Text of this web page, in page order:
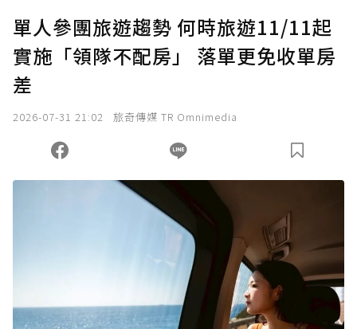
單人參團旅遊趨勢 何時旅遊11/11起
實施「領隊不配房」 落單更免收單房
差
2026-07-31 21:02 旅奇傳媒 TR Omnimedia